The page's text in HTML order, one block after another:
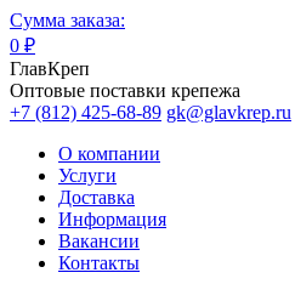
Сумма заказа:
0 ₽
ГлавКреп
Оптовые поставки крепежа
+7 (812) 425-68-89 gk@glavkrep.ru
О компании
Услуги
Доставка
Информация
Вакансии
Контакты